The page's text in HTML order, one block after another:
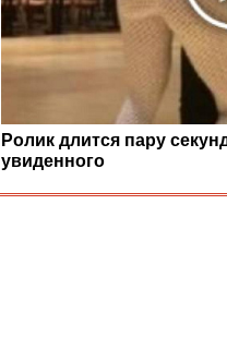
Ролик длится пару
увиденного